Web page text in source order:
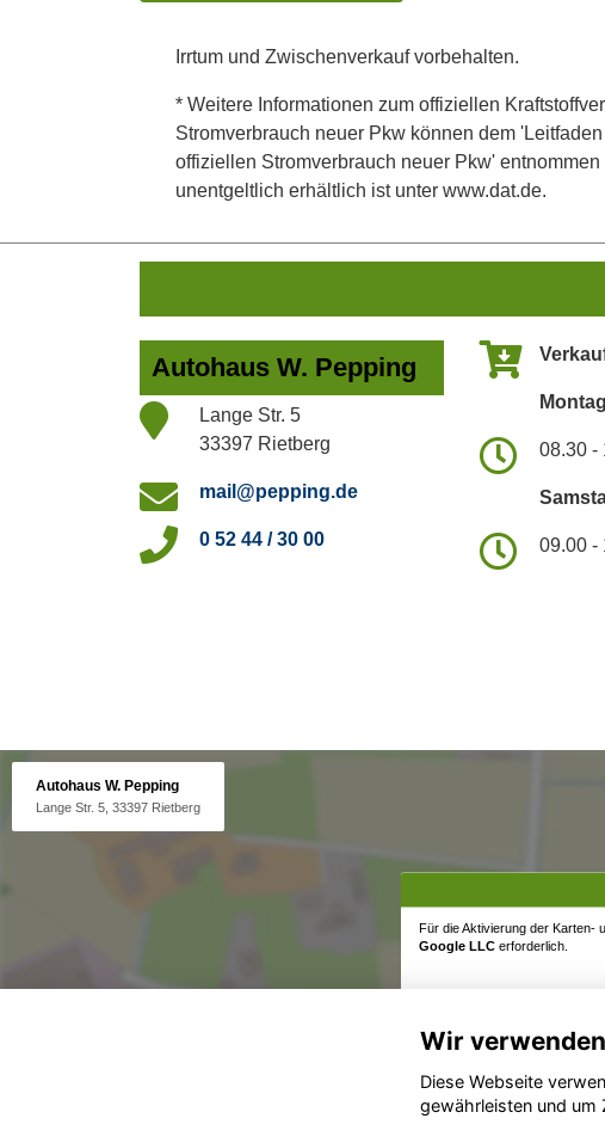
Irrtum und Zwischenverkauf vorbehalten.
* Weitere Informationen zum offiziellen
Stromverbrauch neuer Pkw können dem
offiziellen Stromverbrauch neuer Pkw'
unentgeltlich erhältlich ist unter www.dat.de.
Autohaus W. Pepping
Lange Str. 5
33397 Rietberg
mail@pepping.de
0 52 44 / 30 00
08.30 -
09.00 -
Autohaus W. Pepping
Lange Str. 5, 33397 Rietberg
Für die Aktivierung der Karten-
Google LLC erforderlich.
Wir
Diese Webseite
gewährleisten und um